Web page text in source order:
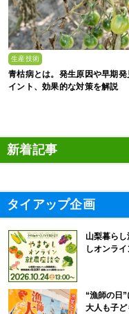
生産技術
青枯病とは。発生原因や早期発
イント、効果的な対策を解説
新着記事
タイアップ企画
山梨暮ら
しオンライ
“漁師の日
大人も子